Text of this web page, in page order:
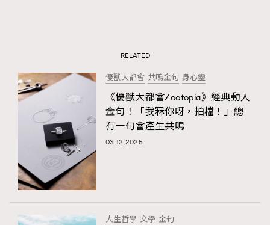
RELATED
優獸大都會 共嗚金句 身心靈
《優獸大都會Zootopia》經典動人
金句！「我冧你呀，拍檔！」總
有一句會產生共鳴
03.12.2025
人生哲學 文學 金句